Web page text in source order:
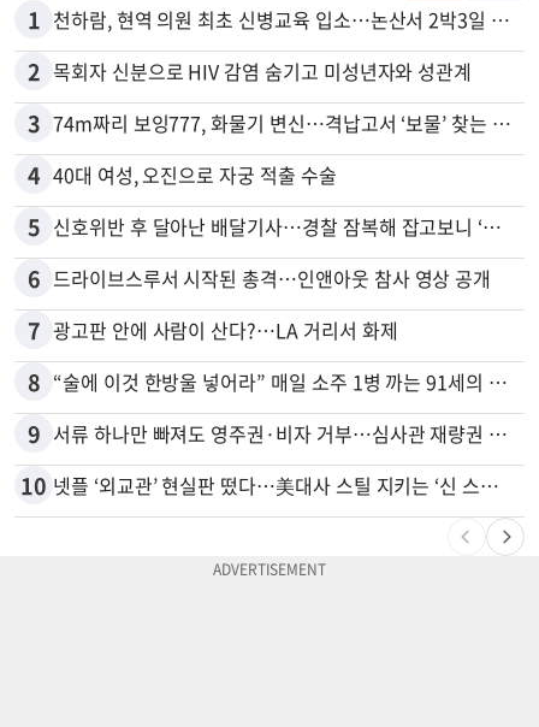
1 천하람, 현역 의원 최초 신병교육 입소…논산서 2박3일 생활
2 목회자 신분으로 HIV 감염 숨기고 미성년자와 성관계
3 74m짜리 보잉777, 화물기 변신…격납고서 ‘보물’ 찾는 인천공항
4 40대 여성, 오진으로 자궁 적출 수술
5 신호위반 후 달아난 배달기사…경찰 잠복해 잡고보니 ‘반전’
6 드라이브스루서 시작된 총격…인앤아웃 참사 영상 공개
7 광고판 안에 사람이 산다?…LA 거리서 화제
8 “술에 이것 한방울 넣어라” 매일 소주 1병 까는 91세의 철칙
9 서류 하나만 빠져도 영주권·비자 거부…심사관 재량권 대폭 확대
10 넷플 ‘외교관’ 현실판 떴다…美대사 스틸 지키는 ‘신 스틸러’